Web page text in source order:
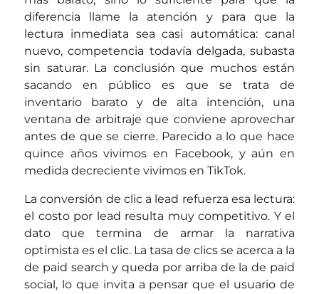
diferencia llame la atención y para que la
lectura inmediata sea casi automática: canal
nuevo, competencia todavía delgada, subasta
sin saturar. La conclusión que muchos están
sacando en público es que se trata de
inventario barato y de alta intención, una
ventana de arbitraje que conviene aprovechar
antes de que se cierre. Parecido a lo que hace
quince años vivimos en Facebook, y aún en
medida decreciente vivimos en TikTok.
La conversión de clic a lead refuerza esa lectura:
el costo por lead resulta muy competitivo. Y el
dato que termina de armar la narrativa
optimista es el clic. La tasa de clics se acerca a la
de paid search y queda por arriba de la de paid
social, lo que invita a pensar que el usuario de